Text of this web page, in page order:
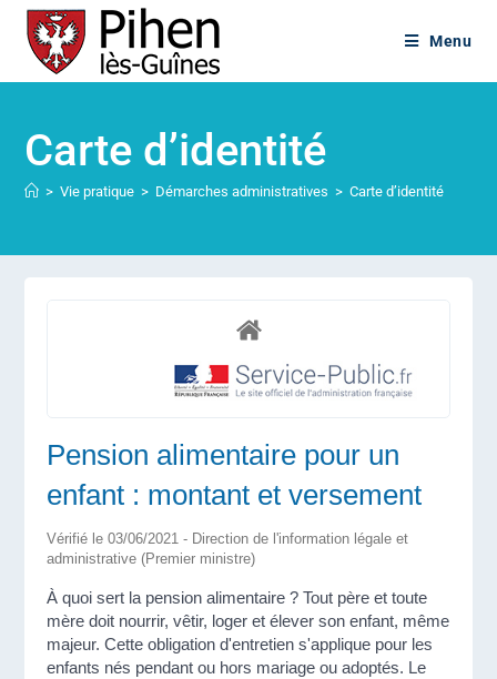
Menu
Carte d’identité
> Vie pratique > Démarches administratives > Carte d’identité
Pension alimentaire pour un
enfant : montant et versement
Vérifié le 03/06/2021 - Direction de l'information légale et
administrative (Premier ministre)
À quoi sert la pension alimentaire ? Tout père et toute
mère doit nourrir, vêtir, loger et élever son enfant, même
majeur. Cette obligation d'entretien s'applique pour les
enfants nés pendant ou hors mariage ou adoptés. Le